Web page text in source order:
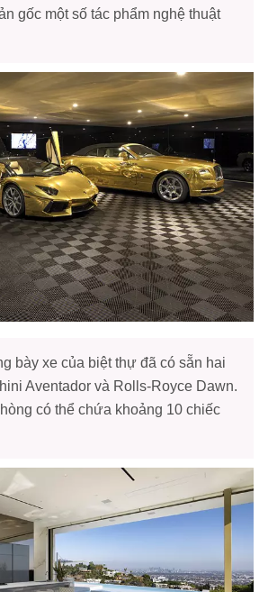
gốc một số tác phẩm nghệ thuật
bày xe của biệt thự đã có sẵn hai
Aventador và Rolls-Royce Dawn.
có thể chứa khoảng 10 chiếc